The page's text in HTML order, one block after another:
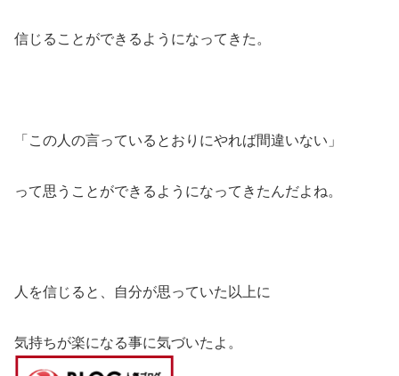
信じることができるようになってきた。
「この人の言っているとおりにやれば間違いない」
って思うことができるようになってきたんだよね。
人を信じると、自分が思っていた以上に
気持ちが楽になる事に気づいたよ。